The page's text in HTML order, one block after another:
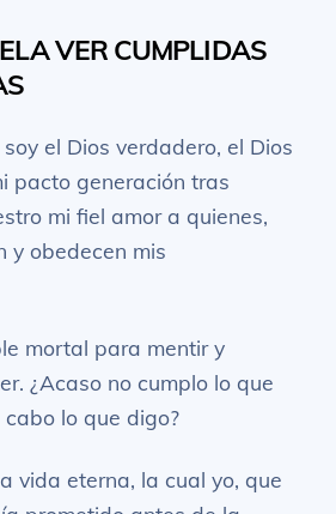
VER CUMPLIDAS
el Dios verdadero, el Dios
pacto generación tras
mi fiel amor a quienes,
y obedecen mis
mortal para mentir y
¿Acaso no cumplo lo que
lo que digo?
vida eterna, la cual yo, que